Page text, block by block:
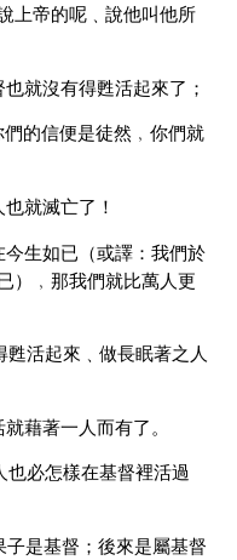
上帝的呢﹑說他叫他所
就沒有得甦活起來了；
的信便是徒然﹐你們就
就滅亡了！
生如已（或譯：我們於
）﹐那我們就比萬人更
活起來﹑做長眠著之人
藉著一人而有了。
必怎樣在基督裡活過
是基督；後來是屬基督